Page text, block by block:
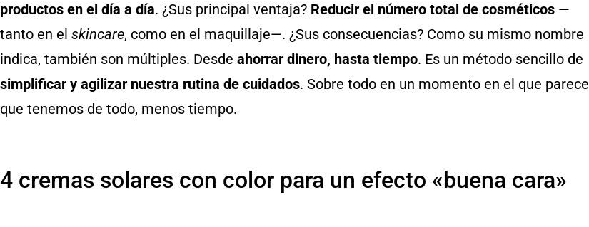
productos en el día a día. ¿Sus principal ventaja? Reducir el número total de cosméticos —
tanto en el skincare, como en el maquillaje—. ¿Sus consecuencias? Como su mismo nombre
indica, también son múltiples. Desde ahorrar dinero, hasta tiempo. Es un método sencillo de
simplificar y agilizar nuestra rutina de cuidados. Sobre todo en un momento en el que parece
que tenemos de todo, menos tiempo.
4 cremas solares con color para un efecto «buena cara»